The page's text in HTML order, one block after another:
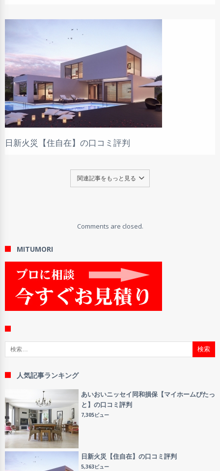
日新火災【住自在】の口コミ評判
関連記事をもっと見る
Comments are closed.
MITUMORI
検索:
人気記事ランキング
あいおいニッセイ同和損保【マイホームぴたっ
と】の口コミ評判
7,305ビュー
日新火災【住自在】の口コミ評判
5,363ビュー